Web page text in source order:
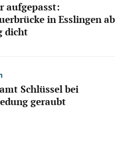
aufgepasst:
in Esslingen ab
dicht
Schlüssel bei
geraubt